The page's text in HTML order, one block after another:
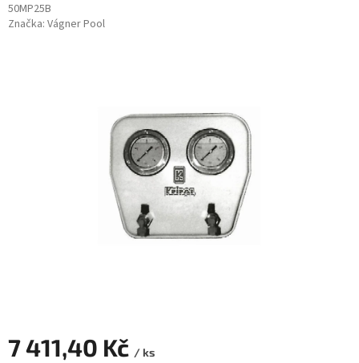
50MP25B
Značka: Vágner Pool
7 411,40 Kč / ks